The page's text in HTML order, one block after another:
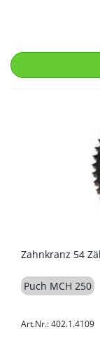
Zahnkranz 54
Puch MCH 250
Art.Nr.: 402.1.4109